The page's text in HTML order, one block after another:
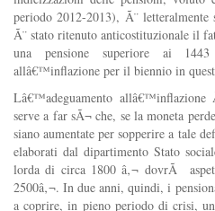
periodo 2012-2013), Ã¨ letteralmente
Ã¨ stato ritenuto anticostituzionale il
una pensione superiore ai
allâ€™inflazione per il biennio in
Lâ€™adeguamento allâ€™inflazione
serve a far sÃ¬ che, se la moneta
siano aumentate per sopperire a tale
elaborati dal dipartimento Stato
lorda di circa 1800 â‚¬ dovrÃ
2500â‚¬. In due anni, quindi, i
a coprire, in pieno periodo di crisi,